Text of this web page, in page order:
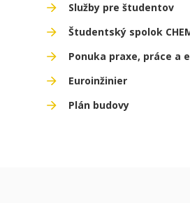
Služby pre študentov
Študentský spolok
Ponuka praxe, práce a
Euroinžinier
Plán budovy